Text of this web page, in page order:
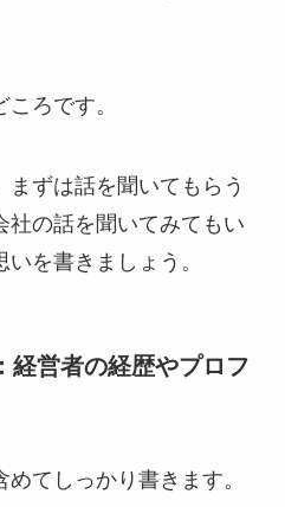
ろです。
ずは話を聞いてもらう
社の話を聞いてみてもい
を書きましょう。
営者の経歴やプロフ
てしっかり書きます。